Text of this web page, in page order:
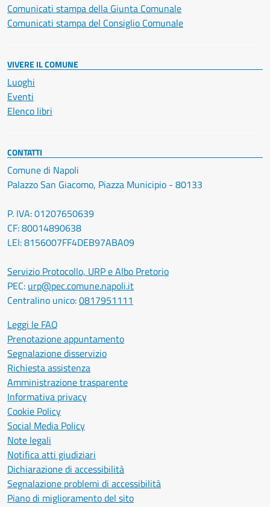
Comunicati stampa della Giunta Comunale
Comunicati stampa del Consiglio Comunale
VIVERE IL COMUNE
Luoghi
Eventi
Elenco libri
CONTATTI
Comune di Napoli
Palazzo San Giacomo, Piazza Municipio - 80133
P. IVA: 01207650639
CF: 80014890638
LEI: 8156007FF4DEB97ABA09
Servizio Protocollo, URP e Albo Pretorio
PEC: urp@pec.comune.napoli.it
Centralino unico:0817951111
Leggi le FAQ
Prenotazione appuntamento
Segnalazione disservizio
Richiesta assistenza
Amministrazione trasparente
Informativa privacy
Cookie Policy
Social Media Policy
Note legali
Notifica atti giudiziari
Dichiarazione di accessibilità
Segnalazione problemi di accessibilità
Piano di miglioramento del sito